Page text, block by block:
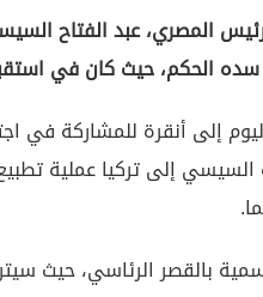
المصري، عبد الفتاح
سده الحكم، حيث كان في
إلى أنقرة للمشاركة في
إلى تركيا عملية
بالقصر الرئاسي، حيث